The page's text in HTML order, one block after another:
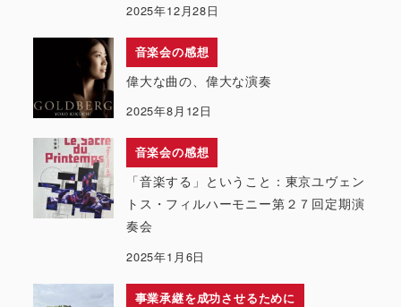
2025年12月28日
音楽会の感想
偉大な曲の、偉大な演奏
2025年8月12日
音楽会の感想
「音楽する」ということ：東京ユヴェン
トス・フィルハーモニー第２７回定期演
奏会
2025年1月6日
事業承継を成功させるために